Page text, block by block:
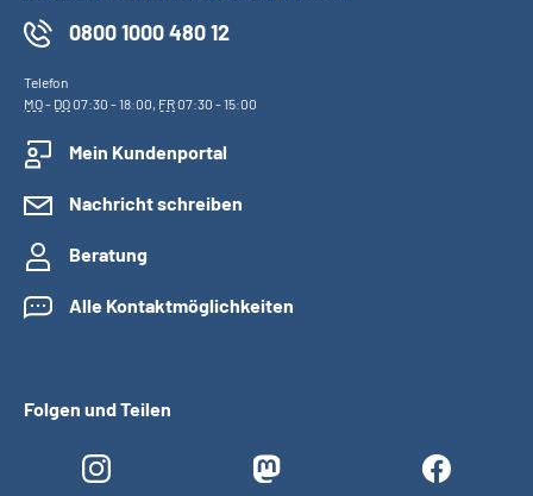
0800 1000 480 12
Telefon
MO- DO07:30 - 18:00, FR07:30 - 15:00
Mein Kundenportal
Nachricht schreiben
Beratung
Alle Kontaktmöglichkeiten
Folgen und Teilen